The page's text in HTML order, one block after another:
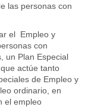
las personas con
el Empleo y
con
un Plan Especial
actúe tanto
de Empleo y
ordinario, en
el empleo